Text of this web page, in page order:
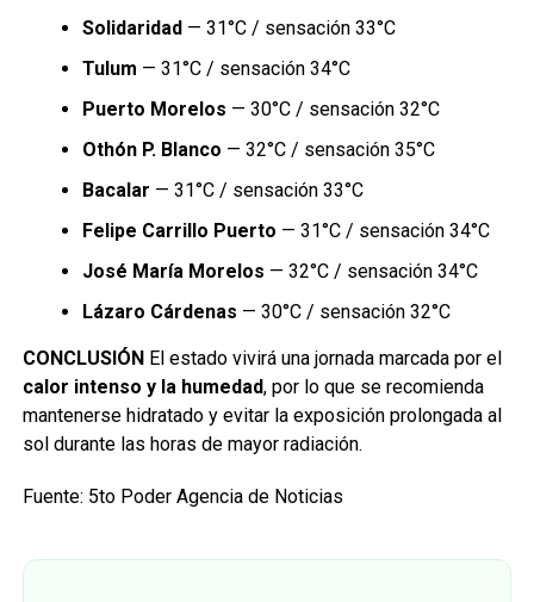
Solidaridad— 31°C / sensación 33°C
Tulum — 31°C / sensación 34°C
Puerto Morelos — 30°C / sensación 32°C
Othón P. Blanco — 32°C / sensación 35°C
Bacalar — 31°C / sensación 33°C
Felipe Carrillo Puerto — 31°C / sensación 34°C
José María Morelos — 32°C / sensación 34°C
Lázaro Cárdenas — 30°C / sensación 32°C
CONCLUSIÓNEl estado vivirá una jornada marcada por el
calor intenso y la humedad, por lo que se recomienda
mantenerse hidratado y evitar la exposición prolongada al
sol durante las horas de mayor radiación.
Fuente: 5to Poder Agencia de Noticias